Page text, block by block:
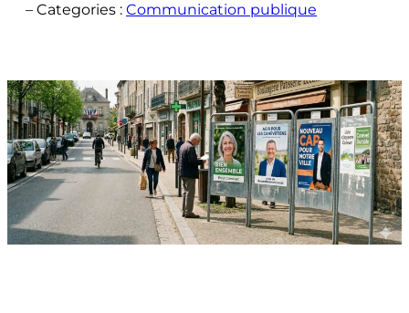
– Categories : Communication publique